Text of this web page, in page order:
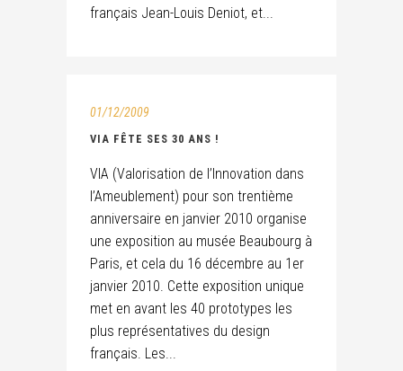
français Jean-Louis Deniot, et...
01/12/2009
VIA FÊTE SES 30 ANS !
VIA (Valorisation de l’Innovation dans
l’Ameublement) pour son trentième
anniversaire en janvier 2010 organise
une exposition au musée Beaubourg à
Paris, et cela du 16 décembre au 1er
janvier 2010. Cette exposition unique
met en avant les 40 prototypes les
plus représentatives du design
français. Les...